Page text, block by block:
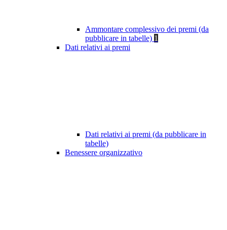
Ammontare complessivo dei premi (da
pubblicare in tabelle) 1
Dati relativi ai premi
Dati relativi ai premi (da pubblicare in
tabelle)
Benessere organizzativo